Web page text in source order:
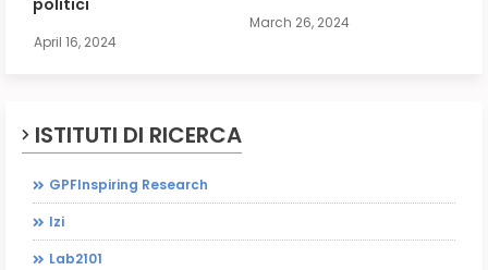
April 16, 2024
March 26, 2024
ISTITUTI DI RICERCA
GPFInspiring Research
Izi
Lab2101